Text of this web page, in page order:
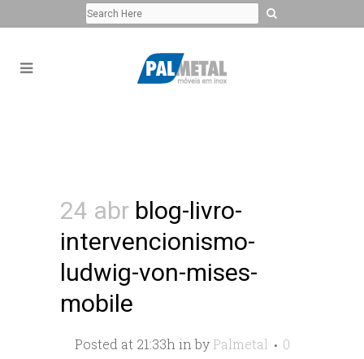
24 abr blog-livro-
intervencionismo-
ludwig-von-mises-
mobile
Posted at 21:33h inby Palmetal
0